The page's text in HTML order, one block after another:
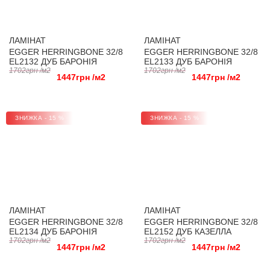
ЛАМІНАТ
EGGER HERRINGBONE 32/8
EL2132 ДУБ БАРОНІЯ
СВІТЛИЙ
1702грн /м2
1447грн /м2
ЛАМІНАТ
EGGER HERRINGBONE 32/8
EL2133 ДУБ БАРОНІЯ
ПІСЧАНИЙ
1702грн /м2
1447грн /м2
ЗНИЖКА - 15 %
ЛАМІНАТ
EGGER HERRINGBONE 32/8
EL2134 ДУБ БАРОНІЯ
КОРИЧНЕВИЙ
1702грн /м2
1447грн /м2
ЗНИЖКА - 15 %
ЛАМІНАТ
EGGER HERRINGBONE 32/8
EL2152 ДУБ КАЗЕЛЛА
НАТУРАЛЬНИЙ
1702грн /м2
1447грн /м2